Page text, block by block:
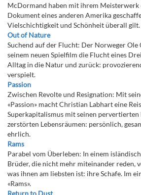
McDormand haben mit ihrem Meisterwerk
Dokument eines anderen Amerika
Vielschichtigkeit und Schönheit überall gilt.
Out of Nature
Suchend auf der Flucht: Der Norweger
seinem neuen Spielfilm die Flucht eines
Alltag in die Natur und zurück:
verspielt.
Passion
Zwischen Revolte und Resignation: Mit
«Passion» macht Christian Labhart eine
Superkapitalismus mit seinen pervertierten
zerstörten Lebensräumen: persönlich,
ehrlich.
Rams
Parabel vom Überleben: In einem
Brüder, die nicht mehr miteinander reden,
was ihnen am liebsten ist: ihre Schafe. Im
«Rams».
Return to Dust